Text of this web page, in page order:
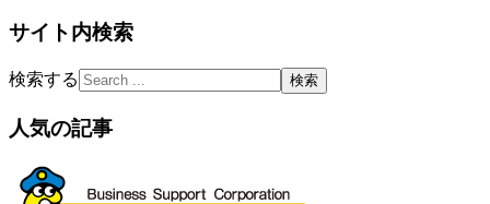
サイト内検索
検索する
人気の記事